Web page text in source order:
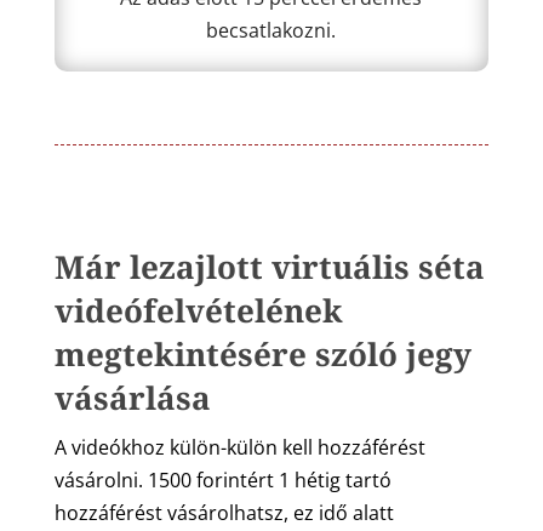
becsatlakozni.
Már lezajlott virtuális séta
videófelvételének
megtekintésére szóló jegy
vásárlása
A videókhoz külön-külön kell hozzáférést
vásárolni. 1500 forintért 1 hétig tartó
hozzáférést vásárolhatsz, ez idő alatt